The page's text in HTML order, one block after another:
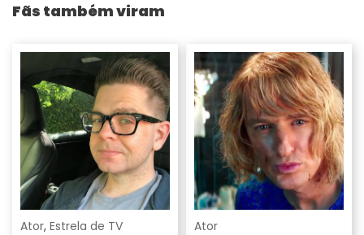
Fãs também viram
Ator, Estrela de TV Ator